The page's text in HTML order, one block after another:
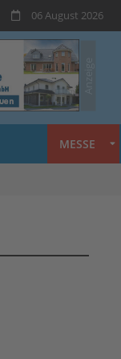
06 August 2026
MESSE